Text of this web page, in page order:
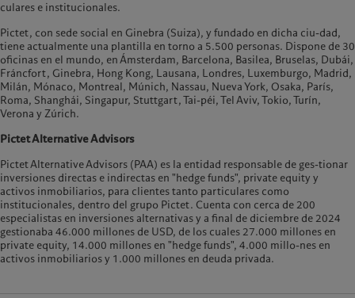
culares e institucionales.
Pictet, con sede social en Ginebra (Suiza), y fundado en dicha ciu-dad,
tiene actualmente una plantilla en torno a 5.500 personas. Dispone de 30
oficinas en el mundo, en Ámsterdam, Barcelona, Basilea, Bruselas, Dubái,
Fráncfort, Ginebra, Hong Kong, Lausana, Londres, Luxemburgo, Madrid,
Milán, Mónaco, Montreal, Múnich, Nassau, Nueva York, Osaka, París,
Roma, Shanghái, Singapur, Stuttgart, Tai-péi, Tel Aviv, Tokio, Turín,
Verona y Zúrich.
Pictet Alternative Advisors
Pictet Alternative Advisors (PAA) es la entidad responsable de ges-tionar
inversiones directas e indirectas en "hedge funds", private equity y
activos inmobiliarios, para clientes tanto particulares como
institucionales, dentro del grupo Pictet. Cuenta con cerca de 200
especialistas en inversiones alternativas y a final de diciembre de 2024
gestionaba 46.000 millones de USD, de los cuales 27.000 millones en
private equity, 14.000 millones en "hedge funds", 4.000 millo-nes en
activos inmobiliarios y 1.000 millones en deuda privada.